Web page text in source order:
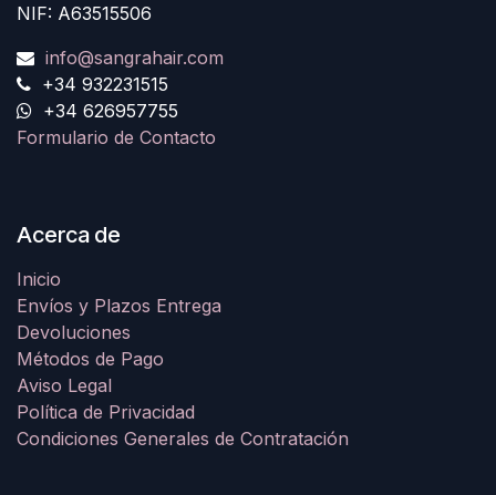
NIF: A63515506
info@sangrahair.com
+34 932231515
+34 626957755
Formulario de Contacto
Acerca de
Inicio
Envíos y Plazos Entrega
Devoluciones
Métodos de Pago
Aviso Legal
Política de Privacidad
Condiciones Generales de Contratación